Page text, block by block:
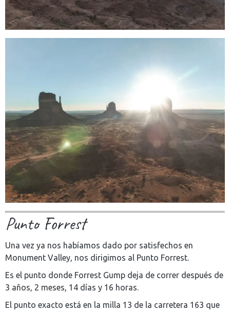
Punto Forrest
Una vez ya nos habíamos dado por satisfechos en
Monument Valley, nos dirigimos al Punto Forrest.
Es el punto donde Forrest Gump deja de correr después de
3 años, 2 meses, 14 días y 16 horas.
El punto exacto está en la milla 13 de la carretera 163 que